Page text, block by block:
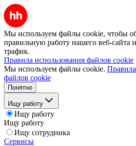
Мы используем файлы cookie, чтобы
правильную работу нашего веб-сайта
трафик.
Правила использования файлов cookie
Мы используем файлы cookie.
файлов cookie
Понятно
Ищу работу
Ищу работу
Ищу работу
Ищу сотрудника
Сервисы